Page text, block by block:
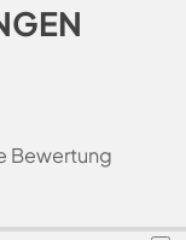
Bewertung